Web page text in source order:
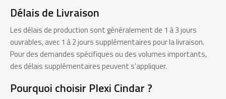
Délais de Livraison
Les délais de production sont généralement de 1 à 3 jours
ouvrables, avec 1 à 2 jours supplémentaires pour la livraison.
Pour des demandes spécifiques ou des volumes importants,
des délais supplémentaires peuvent s'appliquer.
Pourquoi choisir Plexi Cindar ?